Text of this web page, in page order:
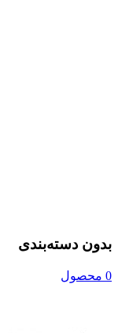
بدون دسته‌بندی
0 محصول